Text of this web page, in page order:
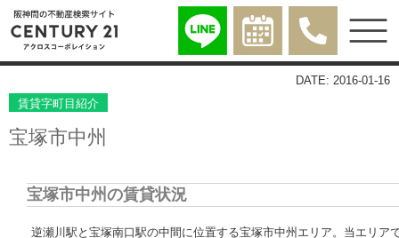
DATE: 2016-01-16
賃貸字町目紹介
宝塚市中州
宝塚市中州の賃貸状況
逆瀬川駅と宝塚南口駅の中間に位置する宝塚市中州エリア。当エリア